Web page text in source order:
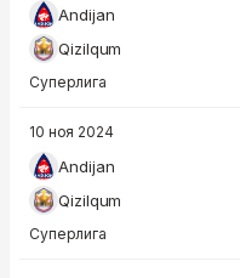
Andijan
Qizilqum
Суперлига
10 ноя 2024
Andijan
Qizilqum
Суперлига